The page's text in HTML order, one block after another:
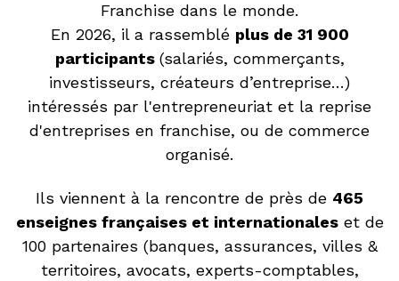
Franchise dans le monde.
En 2026, il a rassemblé plus de 31 900
participants (salariés, commerçants,
investisseurs, créateurs d’entreprise…)
intéressés par l'entrepreneuriat et la reprise
d'entreprises en franchise, ou de commerce
organisé.
Ils viennent à la rencontre de près de 465
enseignes françaises et internationaleset de
100 partenaires (banques, assurances, villes &
territoires, avocats, experts-comptables,